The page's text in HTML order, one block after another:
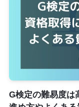
G検定の難易度は